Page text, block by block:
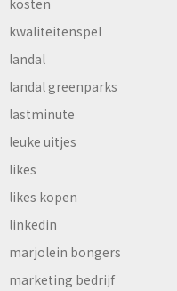
kwaliteitenspel
landal
landal greenparks
lastminute
leuke uitjes
likes
likes kopen
linkedin
marjolein bongers
marketing bedrijf